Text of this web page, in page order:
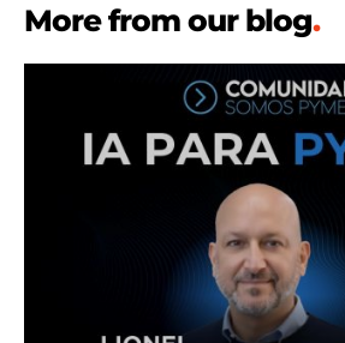
More from our blog.